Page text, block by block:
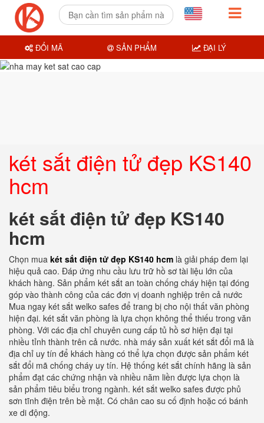
két sắt điện tử đẹp KS140
hcm
két sắt điện tử đẹp KS140
hcm
Chọn mua két sắt điện tử đẹp KS140 hcm là giải pháp đem lại
hiệu quả cao. Đáp ứng nhu cầu lưu trữ hồ sơ tài liệu lớn của
khách hàng. Sản phẩm két sắt an toàn chống cháy hiện tại đóng
góp vào thành công của các đơn vị doanh nghiệp trên cả nước
Mua ngay két sắt welko safes để trang bị cho nội thất văn phòng
hiện đại. két sắt văn phòng là lựa chọn không thể thiếu trong văn
phòng. Với các địa chỉ chuyên cung cấp tủ hồ sơ hiện đại tại
nhiều tỉnh thành trên cả nước. nhà máy sản xuất két sắt đổi mã là
địa chỉ uy tín để khách hàng có thể lựa chọn được sản phẩm két
sắt đổi mã chống cháy uy tín. Hệ thống két sắt chính hãng là sản
phẩm đạt các chứng nhận và nhiều năm liền được lựa chọn là
sản phẩm tiêu biểu trong ngành. két sắt welko safes được phủ
sơn tĩnh điện trên bề mặt. Có chân cao su cố định hoặc có bánh
xe di động.
ĐỔI MÃ SẢN PHẨM ĐẠI LÝ